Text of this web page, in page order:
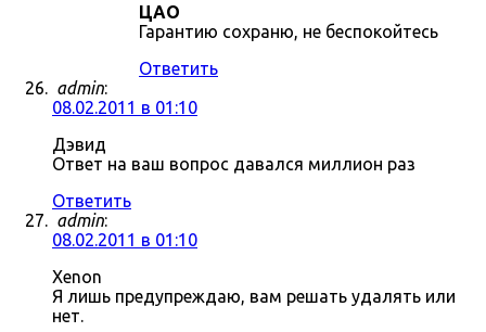
ЦАО
Гарантию сохраню, не беспокойтесь
Ответить
admin:
08.02.2011 в 01:10
Дэвид
Ответ на ваш вопрос давался миллион раз
Ответить
admin:
08.02.2011 в 01:10
Xenon
Я лишь предупреждаю, вам решать удалять или
нет.